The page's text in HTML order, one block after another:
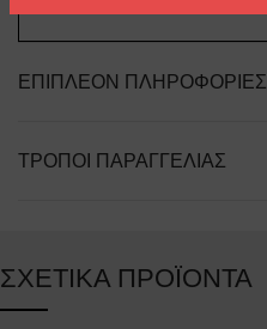
ΕΠΙΠΛΈΟΝ ΠΛΗΡΟΦΟΡΊΕΣ
ΤΡΌΠΟΙ ΠΑΡΑΓΓΕΛΊΑΣ
ΣΧΕΤΙΚΆ ΠΡΟΪΌΝΤΑ